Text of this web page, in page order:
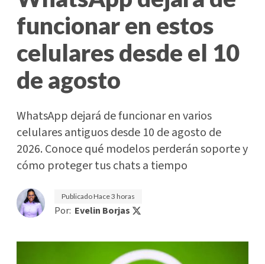
funcionar en estos
celulares desde el 10
de agosto
WhatsApp dejará de funcionar en varios
celulares antiguos desde 10 de agosto de
2026. Conoce qué modelos perderán soporte y
cómo proteger tus chats a tiempo
PublicadoHace 3 horas
Por: Evelin Borjas